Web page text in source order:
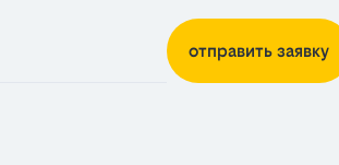
отправить заявку